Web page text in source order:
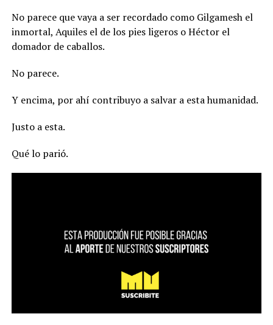
No parece que vaya a ser recordado como Gilgamesh el
inmortal, Aquiles el de los pies ligeros o Héctor el
domador de caballos.
No parece.
Y encima, por ahí contribuyo a salvar a esta humanidad.
Justo a esta.
Qué lo parió.